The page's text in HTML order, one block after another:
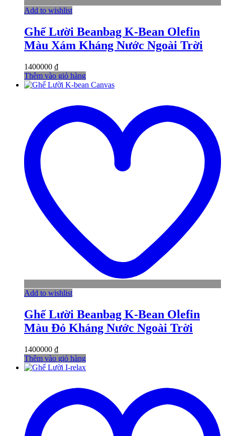
Add to wishlist
Ghế Lười Beanbag K-Bean Olefin
Màu Xám Kháng Nước Ngoài Trời
1400000 ₫
Thêm vào giỏ hàng
Add to wishlist
Ghế Lười Beanbag K-Bean Olefin
Màu Đỏ Kháng Nước Ngoài Trời
1400000 ₫
Thêm vào giỏ hàng